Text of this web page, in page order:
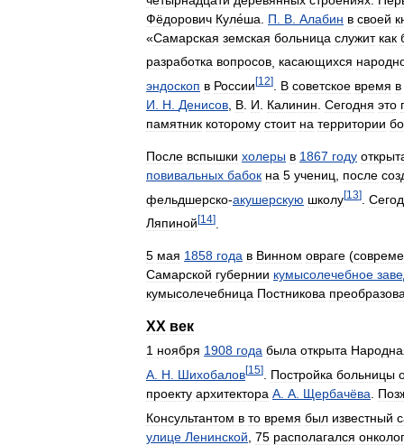
Фёдорович Куле́ша П В Алабин в своей
«Самарская земская больница служит как
разработка вопросов касающихся
эндоскоп в России [12] В советское время в
И
Н Денисов В И Калинин Сегодня это
памятник которому стоит на территории
После вспышки холеры в 1867 году
повивальных бабок на 5 учениц после
фельдшерско-акушерскую школу[13]
Ляпиной[14]
5 мая 1858 года в Винном овраге (
Самарской губернии кумысолечебное
кумысолечебница Постникова
XX век
1 ноября 1908 года была открыта
А Н Шихобалов[15] Постройка больницы
проекту архитектора А А Щербачёва
Консультантом в то время был известный
улице Ленинской 75 располагался